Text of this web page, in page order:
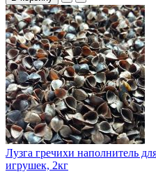
Лузга гречихи наполнитель
игрушек, 2кг